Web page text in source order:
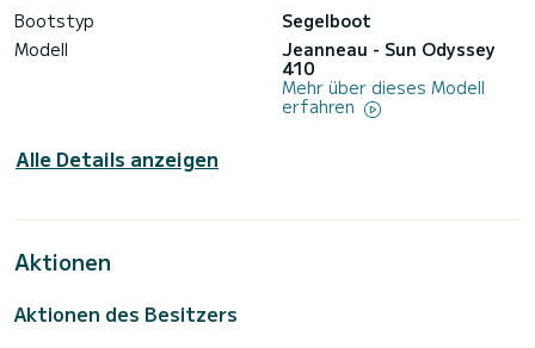
Bootstyp
Segelboot
Modell
Jeanneau - Sun Odyssey
410
Mehr über dieses Modell
erfahren
Alle Details anzeigen
Aktionen
Aktionen des Besitzers